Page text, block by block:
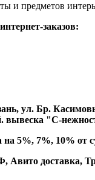
и предметов
заказов:
ул. Бр.
вывеска "С-
на 5%, 7%, 10% от
Авито доставка,